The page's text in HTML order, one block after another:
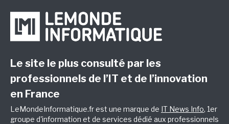
Le site le plus consulté par les
professionnels de l’IT et de l’innovation
en France
LeMondeInformatique.fr est une marque de IT News Info, 1er
groupe d'information et de services dédié aux professionnels